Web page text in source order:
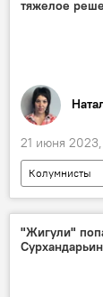
Туркменистан
тяжелое
21 июня 2023,
Колумнисты
Европа
"Жигули"